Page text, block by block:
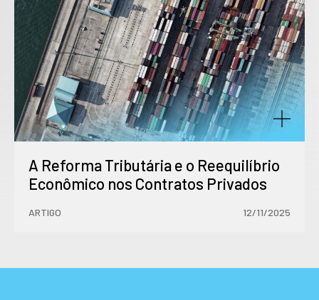
A Reforma Tributária e o Reequilíbrio
Econômico nos Contratos Privados
ARTIGO 12/11/2025